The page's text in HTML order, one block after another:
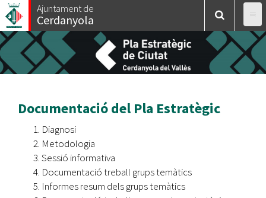
Vés
al
contingut
Ajuntament de
Cerdanyola
Documentació del Pla Estratègic
Diagnosi
Metodologia
Sessió informativa
Documentació treball grups temàtics
Informes resum dels grups temàtics